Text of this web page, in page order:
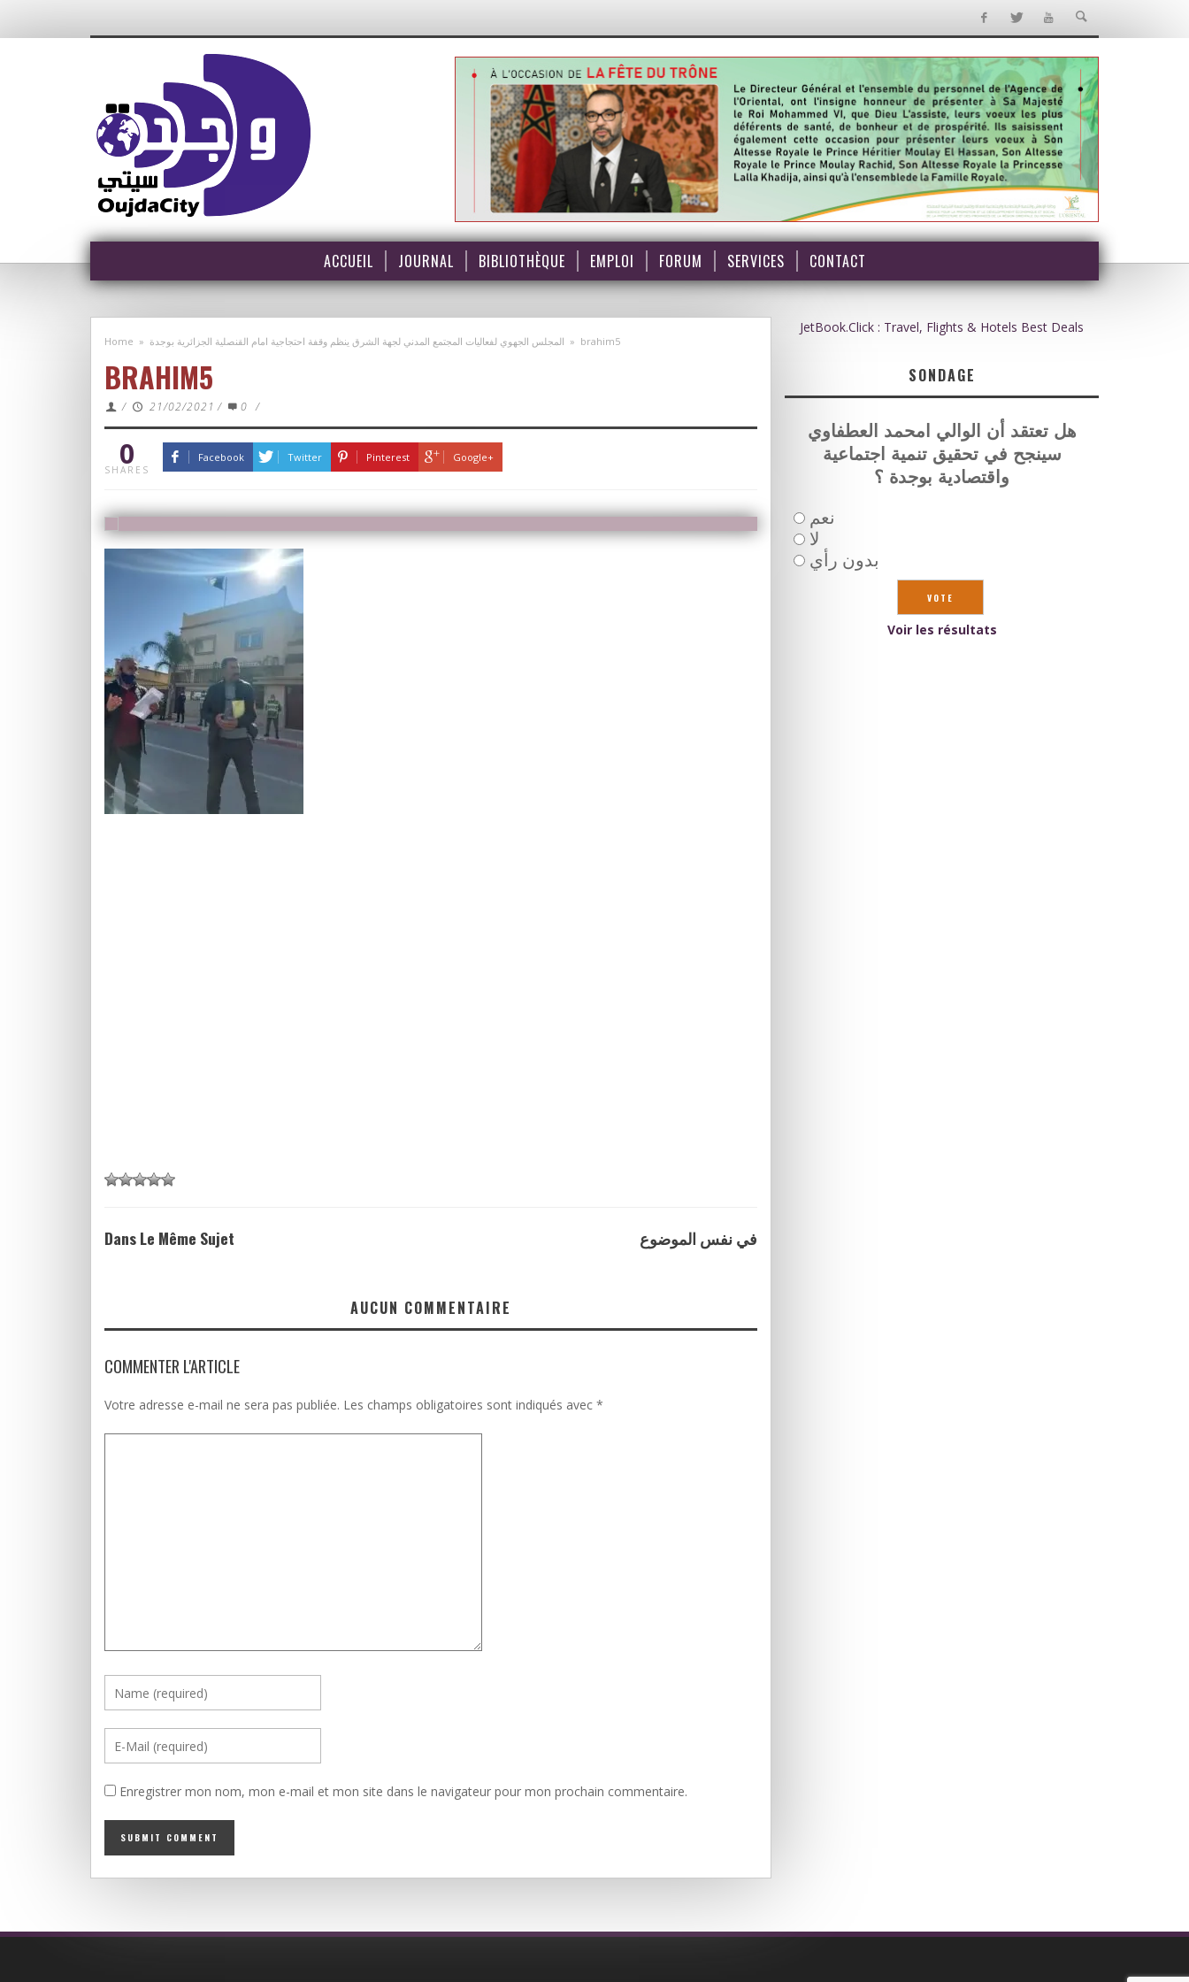
ACCUEIL JOURNAL BIBLIOTHÈQUE EMPLOI FORUM SERVICES CONTACT
Home » المجلس الجهوي لفعاليات المجتمع المدني لجهة الشرق ينظم وقفة احتجاجية امام القنصلية الجزائرية بوجدة » brahim5
BRAHIM5
/ 21/02/2021 / 0 /
0
SHARES
Facebook Twitter Pinterest Google+
Dans Le Même Sujet في نفس الموضوع
AUCUN COMMENTAIRE
COMMENTER L'ARTICLE
Votre adresse e-mail ne sera pas publiée. Les champs obligatoires sont indiqués avec *
Enregistrer mon nom, mon e-mail et mon site dans le navigateur pour mon prochain commentaire.
JetBook.Click : Travel, Flights & Hotels Best Deals
SONDAGE
هل تعتقد أن الوالي امحمد العطفاوي
سينجح في تحقيق تنمية اجتماعية
واقتصادية بوجدة ؟
نعم
لا
بدون رأي
Voir les résultats